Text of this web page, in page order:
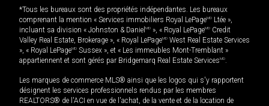
*Tous les bureaux sont des propriétés indépendantes. Les bureaux
comprenant la mention « Services immobiliers Royal LePageMD Ltée »,
incluant sa division « Johnston & Daniel MD », « Royal LePageMD Credit
Valley Real Estate, Brokerage », « Royal LePageMD West Real Estate Services
», « Royal LePageMD Sussex », et « Les immeubles Mont-Tremblant »
appartiennent et sont gérés par Bridgemarq Real Estate ServicesMD.
Les marques de commerce MLS® ainsi que les logos qui s'y rapportent
désignent les services professionnels rendus par les membres
REALTORS® de l'ACI en vue de l'achat, de la vente et de la location de